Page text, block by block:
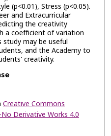
(p<0.01), Stress (p<0.05).
and Extracurricular
the creativity
a coefficient of variation
may be useful
and the Academy to
creativity.
Creative Commons
Derivative Works 4.0